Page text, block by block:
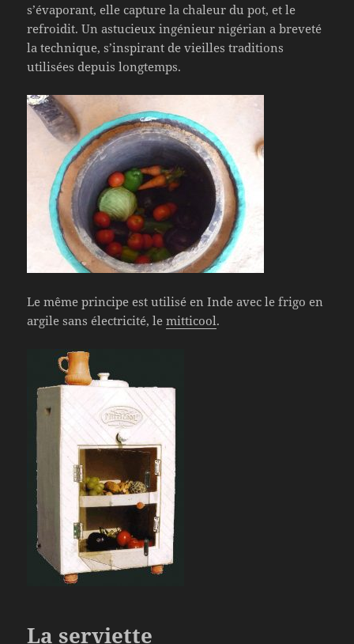
s’évaporant, elle capture la chaleur du pot, et le
refroidit. Un astucieux ingénieur nigérian a breveté
la technique, s’inspirant de vieilles traditions
utilisées depuis longtemps.
Le même principe est utilisé en Inde avec le frigo en
argile sans électricité, lemitticool.
La serviette